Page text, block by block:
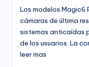
Los modelos Magic6
cámaras de última
sistemas anticaídas
de los usuarios. La
leer mas